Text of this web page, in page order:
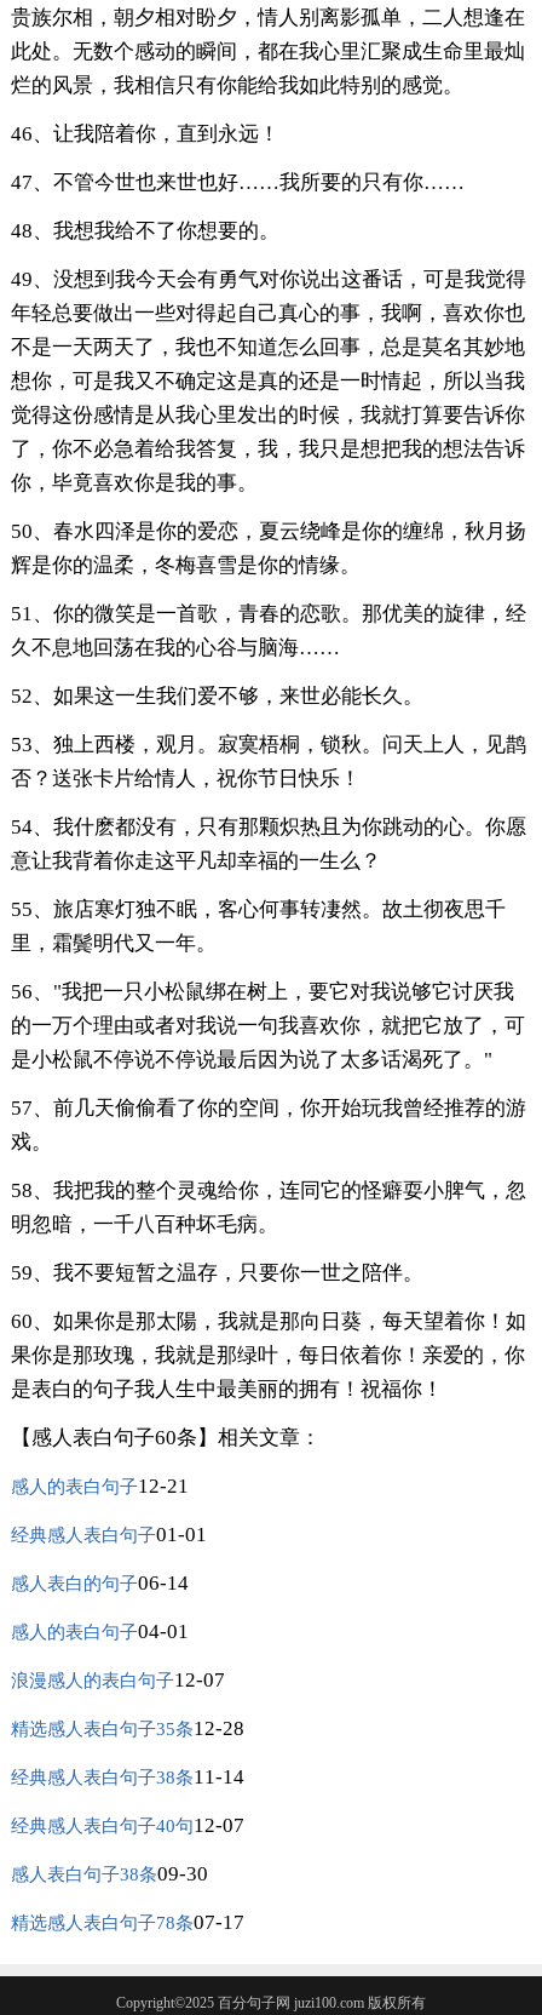
贵族尔相，朝夕相对盼夕，情人别离影孤单，二人想逢在
此处。无数个感动的瞬间，都在我心里汇聚成生命里最灿
烂的风景，我相信只有你能给我如此特别的感觉。
46、让我陪着你，直到永远！
47、不管今世也来世也好……我所要的只有你……
48、我想我给不了你想要的。
49、没想到我今天会有勇气对你说出这番话，可是我觉得
年轻总要做出一些对得起自己真心的事，我啊，喜欢你也
不是一天两天了，我也不知道怎么回事，总是莫名其妙地
想你，可是我又不确定这是真的还是一时情起，所以当我
觉得这份感情是从我心里发出的时候，我就打算要告诉你
了，你不必急着给我答复，我，我只是想把我的想法告诉
你，毕竟喜欢你是我的事。
50、春水四泽是你的爱恋，夏云绕峰是你的缠绵，秋月扬
辉是你的温柔，冬梅喜雪是你的情缘。
51、你的微笑是一首歌，青春的恋歌。那优美的旋律，经
久不息地回荡在我的心谷与脑海……
52、如果这一生我们爱不够，来世必能长久。
53、独上西楼，观月。寂寞梧桐，锁秋。问天上人，见鹊
否？送张卡片给情人，祝你节日快乐！
54、我什麽都没有，只有那颗炽热且为你跳动的心。你愿
意让我背着你走这平凡却幸福的一生么？
55、旅店寒灯独不眠，客心何事转凄然。故土彻夜思千
里，霜鬓明代又一年。
56、"我把一只小松鼠绑在树上，要它对我说够它讨厌我
的一万个理由或者对我说一句我喜欢你，就把它放了，可
是小松鼠不停说不停说最后因为说了太多话渴死了。"
57、前几天偷偷看了你的空间，你开始玩我曾经推荐的游
戏。
58、我把我的整个灵魂给你，连同它的怪癖耍小脾气，忽
明忽暗，一千八百种坏毛病。
59、我不要短暂之温存，只要你一世之陪伴。
60、如果你是那太陽，我就是那向日葵，每天望着你！如
果你是那玫瑰，我就是那绿叶，每日依着你！亲爱的，你
是表白的句子我人生中最美丽的拥有！祝福你！
【感人表白句子60条】相关文章：
感人的表白句子12-21
经典感人表白句子01-01
感人表白的句子06-14
感人的表白句子04-01
浪漫感人的表白句子12-07
精选感人表白句子35条12-28
经典感人表白句子38条11-14
经典感人表白句子40句12-07
感人表白句子38条09-30
精选感人表白句子78条07-17
Copyright©2025 百分句子网 juzi100.com 版权所有